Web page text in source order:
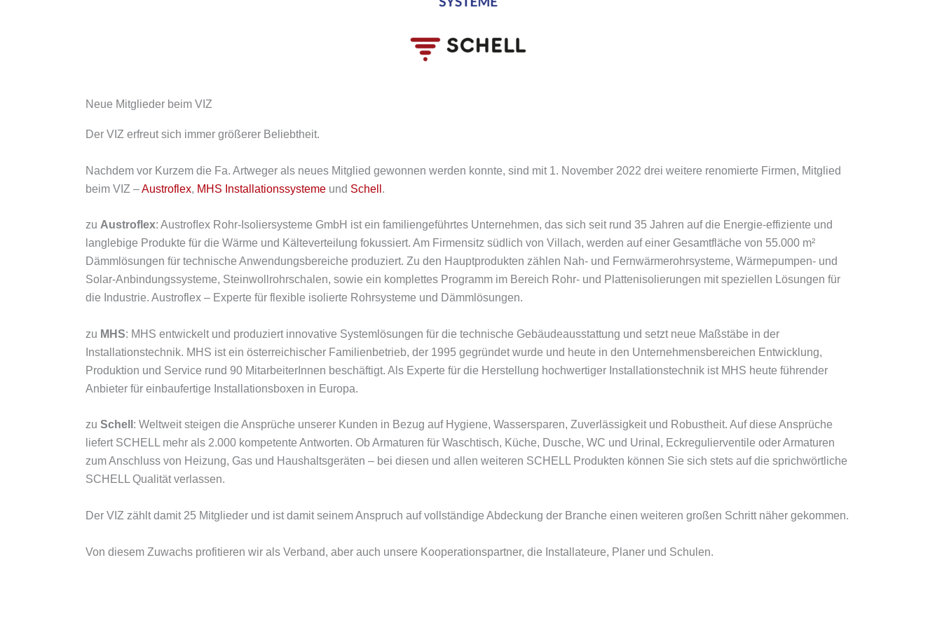
Neue Mitglieder beim VIZ
Der VIZ erfreut sich immer größerer Beliebtheit.
Nachdem vor Kurzem die Fa. Artweger als neues Mitglied gewonnen werden konnte, sind mit 1. November 2022 drei weitere renomierte Firmen, Mitglied
beim VIZ –Austroflex, MHS Installationssysteme und Schell .
zu Austroflex: Austroﬂex Rohr-Isoliersysteme GmbH ist ein familiengeführtes Unternehmen, das sich seit rund 35 Jahren auf die Energie-effiziente und
langlebige Produkte für die Wärme und Kälteverteilung fokussiert. Am Firmensitz südlich von Villach, werden auf einer Gesamtfläche von 55.000 m²
Dämmlösungen für technische Anwendungsbereiche produziert. Zu den Hauptprodukten zählen Nah- und Fernwärmerohrsysteme, Wärmepumpen- und
Solar-Anbindungssysteme, Steinwollrohrschalen, sowie ein komplettes Programm im Bereich Rohr- und Plattenisolierungen mit speziellen Lösungen für
die Industrie. Austroflex – Experte für flexible isolierte Rohrsysteme und Dämmlösungen.
zu MHS: MHS entwickelt und produziert innovative Systemlösungen für die technische Gebäudeausstattung und setzt neue Maßstäbe in der
Installationstechnik. MHS ist ein österreichischer Familienbetrieb, der 1995 gegründet wurde und heute in den Unternehmensbereichen Entwicklung,
Produktion und Service rund 90 MitarbeiterInnen beschäftigt. Als Experte für die Herstellung hochwertiger Installationstechnik ist MHS heute führender
Anbieter für einbaufertige Installationsboxen in Europa.
zu Schell : Weltweit steigen die Ansprüche unserer Kunden in Bezug auf Hygiene, Wassersparen, Zuverlässigkeit und Robustheit. Auf diese Ansprüche
liefert SCHELL mehr als 2.000 kompetente Antworten. Ob Armaturen für Waschtisch, Küche, Dusche, WC und Urinal, Eckregulierventile oder Armaturen
zum Anschluss von Heizung, Gas und Haushaltsgeräten – bei diesen und allen weiteren SCHELL Produkten können Sie sich stets auf die sprichwörtliche
SCHELL Qualität verlassen.
Der VIZ zählt damit 25 Mitglieder und ist damit seinem Anspruch auf vollständige Abdeckung der Branche einen weiteren großen Schritt näher gekommen.
Von diesem Zuwachs profitieren wir als Verband, aber auch unsere Kooperationspartner, die Installateure, Planer und Schulen.